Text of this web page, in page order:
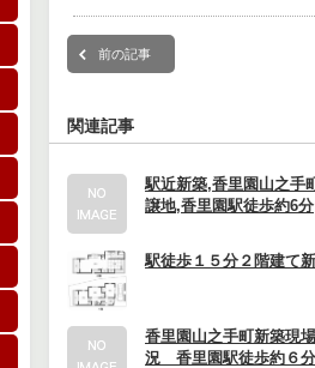
前の記事
関連記事
駅近新築,香里園山之手
譲地,香里園駅徒歩約6分
駅徒歩１５分２階建て
香里園山之手町新築現
況 香里園駅徒歩約６